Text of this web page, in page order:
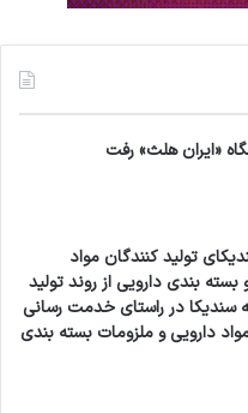
«ایران هلث» رفت
تولید کنندگان مواد
بسته بندی دارویی از روند تولید
سندیکا در راستای خدمت رسانی
دارویی و ملزومات بسته بندی